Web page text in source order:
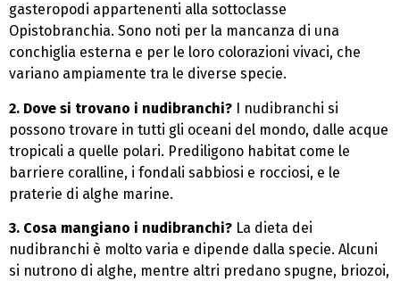
gasteropodi appartenenti alla sottoclasse
Opistobranchia. Sono noti per la mancanza di una
conchiglia esterna e per le loro colorazioni vivaci, che
variano ampiamente tra le diverse specie.
2. Dove si trovano i nudibranchi? I nudibranchi si
possono trovare in tutti gli oceani del mondo, dalle acque
tropicali a quelle polari. Prediligono habitat come le
barriere coralline, i fondali sabbiosi e rocciosi, e le
praterie di alghe marine.
3. Cosa mangiano i nudibranchi? La dieta dei
nudibranchi è molto varia e dipende dalla specie. Alcuni
si nutrono di alghe, mentre altri predano spugne, briozoi,